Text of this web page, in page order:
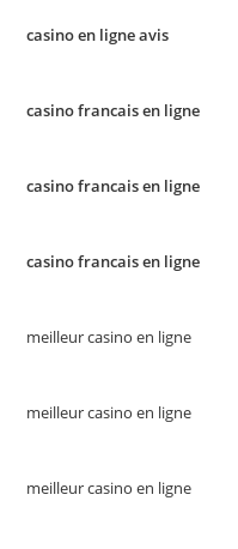
casino en ligne avis
casino francais en ligne
casino francais en ligne
casino francais en ligne
meilleur casino en ligne
meilleur casino en ligne
meilleur casino en ligne